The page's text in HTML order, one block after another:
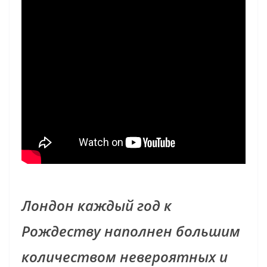
Лондон каждый год к
Рождеству наполнен большим
количеством невероятных и